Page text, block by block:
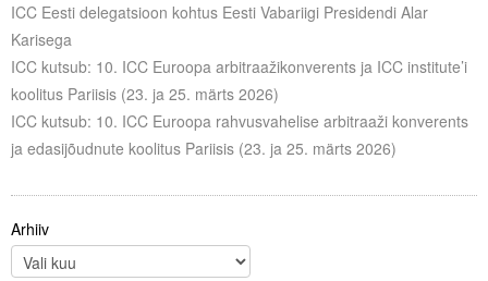
ICC Eesti delegatsioon kohtus Eesti Vabariigi Presidendi Alar
Karisega
ICC kutsub: 10. ICC Euroopa arbitraažikonverents ja ICC institute’i
koolitus Pariisis (23. ja 25. märts 2026)
ICC kutsub: 10. ICC Euroopa rahvusvahelise arbitraaži konverents
ja edasijõudnute koolitus Pariisis (23. ja 25. märts 2026)
Arhiiv